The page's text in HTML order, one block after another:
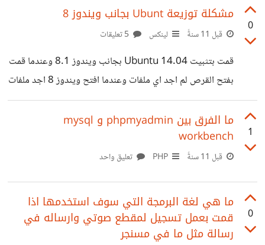
0
مشكلة توزيعة Ubunt بجانب ويندوز 8
قبل 11 سنةً لينكس
قمت بتثبيت Ubuntu 14.04 بجانب ويندوز 8.1 وعندما قمت
بفتح القرص لم اجد اي ملفات وعندما افتح ويندوز 8 اجد ملفات
كاملة قمت ايضاً بتحميل متصفح Google chrome قمت
بأعادة تشغيل الجهاز لم اجد المتصفح والاعدادات كما لم اقم
http://i.imgur.com/kGaqYCz.png
1
ما الفرق بين phpmyadmin و mysql
workbench
قبل 11 سنةً تعليق واحد
0
ما هي لغة البرمجة التي سوف استخدمها اذا
قمت بعمل تسجيل لمقطع صوتي وارساله في
رسالة مثل ما في مسنجر